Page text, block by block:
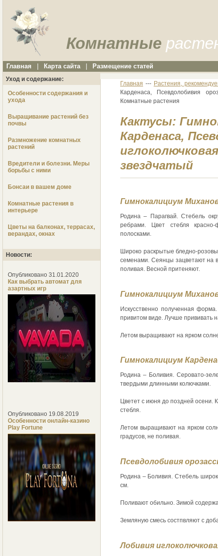
Комнатные
Главная Карта сайта Размещение статей
Уход и содержание:
Особенности содержания и
ухода
Выращивание растений без
почвы
Размножение комнатных
растений
Вредители и болезни. Меры
борьбы с ними
Бонсаи в вашем доме
Комнатные растения в
интерьере
Цветы на балконах, террасах,
верандах, окнах
Новости:
Опубликовано 31.01.2020
Как выбрать автомат для
азартных игр
Опубликовано 19.08.2019
Особенности онлайн-казино
Play Fortune
Главная --- Растения,
Карденаса, Псевдолобивия
Комнатные растения
Кактусы:
Карденаса,
звездчатый
Гимнокалициум
Родина – Парагвай. Стебель
ребрами. Цвет стебля красно-
полосками.
Широко раскрытые бледно-
семенами. Сеянцы зацветают на
поливая. Весной притеняют.
Гимнокалициум
Искусственно полученная
привитом виде. Лучше прививать
Летом выращивают на ярком
Гимнокалициум
Родина – Боливия. Серовато-
твердыми длинными колючками.
Цветет с июня до поздней осени.
стебля.
Летом выращивают на ярком
градусов, не поливая.
Псевдолобивия
Родина – Боливия. Стебель
см.
Поливают обильно. Зимой
Земляную смесь состпвляют с
Лобивия